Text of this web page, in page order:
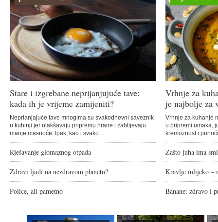
Stare i izgrebane neprijanjujuće tave:
kada ih je vrijeme zamijeniti?
Neprianjajuće tave mnogima su svakodnevni saveznik
u kuhinji jer olakšavaju pripremu hrane i zahtijevaju
manje masnoće. Ipak, kao i svako…
Rješavanje glomaznog otpada
Zdravi ljudi na nezdravom planetu?
Police, ali pametno
Vrhnje za
je najbolje za
Vrhnje za kuhanje
u pripremi umaka,
kremoznost i
Zašto juha ima
Kravlje mlijeko –
Banane: zdravo i